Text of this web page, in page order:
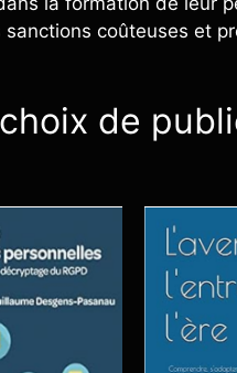
coûteuses et
de